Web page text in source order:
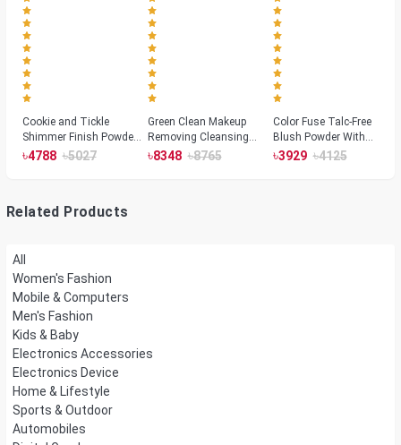
Cookie and Tickle
Shimmer Finish Powder
Highlighters
৳4788 ৳5027
Green Clean Makeup
Removing Cleansing
Balm
৳8348 ৳8765
Color Fuse Talc-Free
Blush Powder With
Fermented Arnica
৳3929 ৳4125
Related Products
All
Women's Fashion
Mobile & Computers
Men's Fashion
Kids & Baby
Electronics Accessories
Electronics Device
Home & Lifestyle
Sports & Outdoor
Automobiles